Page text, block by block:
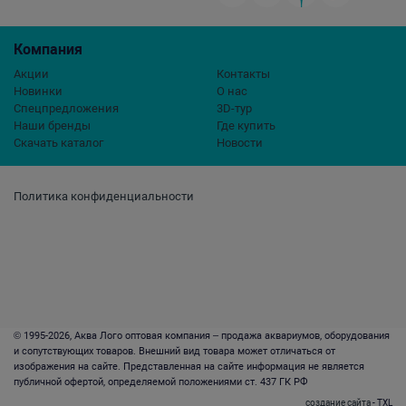
Политика конфиденциальности
Компания
Акции
Новинки
Спецпредложения
Наши бренды
Скачать каталог
Контакты
О нас
3D-тур
Где купить
Новости
© 1995-2026, Аква Лого оптовая компания – продажа аквариумов, оборудования
и сопутствующих товаров. Внешний вид товара может отличаться от
изображения на сайте. Представленная на сайте информация не является
публичной офертой, определяемой положениями ст. 437 ГК РФ
создание сайта- TXL